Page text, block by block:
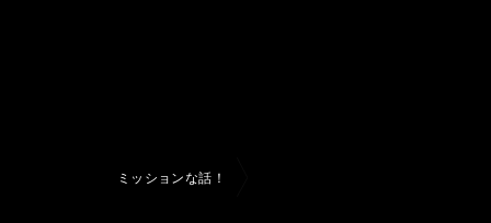
ミッションな話！